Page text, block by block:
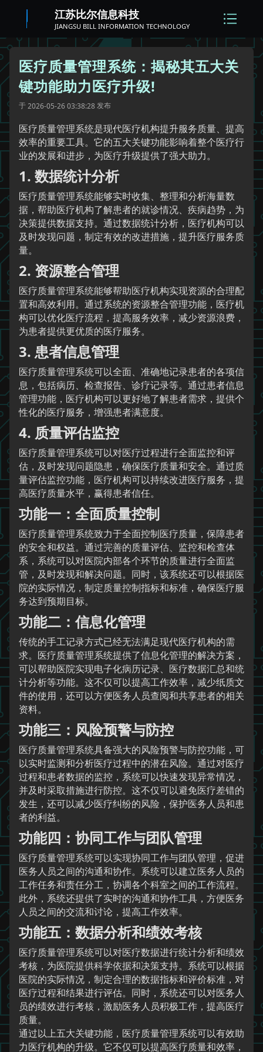
江苏比尔信息科技
JIANGSU BILL INFORMATION TECHNOLOGY
医疗质量管理系统：揭秘其五大关
键功能助力医疗升级!
于2026-05-26 03:38:28发布
医疗质量管理系统是现代医疗机构提升服务质量、提高
效率的重要工具。它的五大关键功能影响着整个医疗行
业的发展和进步，为医疗升级提供了强大助力。
1. 数据统计分析
医疗质量管理系统能够实时收集、整理和分析海量数
据，帮助医疗机构了解患者的就诊情况、疾病趋势，为
决策提供数据支持。通过数据统计分析，医疗机构可以
及时发现问题，制定有效的改进措施，提升医疗服务质
量。
2. 资源整合管理
医疗质量管理系统能够帮助医疗机构实现资源的合理配
置和高效利用。通过系统的资源整合管理功能，医疗机
构可以优化医疗流程，提高服务效率，减少资源浪费，
为患者提供更优质的医疗服务。
3. 患者信息管理
医疗质量管理系统可以全面、准确地记录患者的各项信
息，包括病历、检查报告、诊疗记录等。通过患者信息
管理功能，医疗机构可以更好地了解患者需求，提供个
性化的医疗服务，增强患者满意度。
4. 质量评估监控
医疗质量管理系统可以对医疗过程进行全面监控和评
估，及时发现问题隐患，确保医疗质量和安全。通过质
量评估监控功能，医疗机构可以持续改进医疗服务，提
高医疗质量水平，赢得患者信任。
功能一：全面质量控制
医疗质量管理系统致力于全面控制医疗质量，保障患者
的安全和权益。通过完善的质量评估、监控和检查体
系，系统可以对医院内部各个环节的质量进行全面监
管，及时发现和解决问题。同时，该系统还可以根据医
院的实际情况，制定质量控制指标和标准，确保医疗服
务达到预期目标。
功能二：信息化管理
传统的手工记录方式已经无法满足现代医疗机构的需
求。医疗质量管理系统提供了信息化管理的解决方案，
可以帮助医院实现电子化病历记录、医疗数据汇总和统
计分析等功能。这不仅可以提高工作效率，减少纸质文
件的使用，还可以方便医务人员查阅和共享患者的相关
资料。
功能三：风险预警与防控
医疗质量管理系统具备强大的风险预警与防控功能，可
以实时监测和分析医疗过程中的潜在风险。通过对医疗
过程和患者数据的监控，系统可以快速发现异常情况，
并及时采取措施进行防控。这不仅可以避免医疗差错的
发生，还可以减少医疗纠纷的风险，保护医务人员和患
者的利益。
功能四：协同工作与团队管理
医疗质量管理系统可以实现协同工作与团队管理，促进
医务人员之间的沟通和协作。系统可以建立医务人员的
工作任务和责任分工，协调各个科室之间的工作流程。
此外，系统还提供了实时的沟通和协作工具，方便医务
人员之间的交流和讨论，提高工作效率。
功能五：数据分析和绩效考核
医疗质量管理系统可以对医疗数据进行统计分析和绩效
考核，为医院提供科学依据和决策支持。系统可以根据
医院的实际情况，制定合理的数据指标和评价标准，对
医疗过程和结果进行评估。同时，系统还可以对医务人
员的绩效进行考核，激励医务人员积极工作，提高医疗
质量。
通过以上五大关键功能，医疗质量管理系统可以有效助
力医疗机构的升级。它不仅可以提高医疗质量和效率，